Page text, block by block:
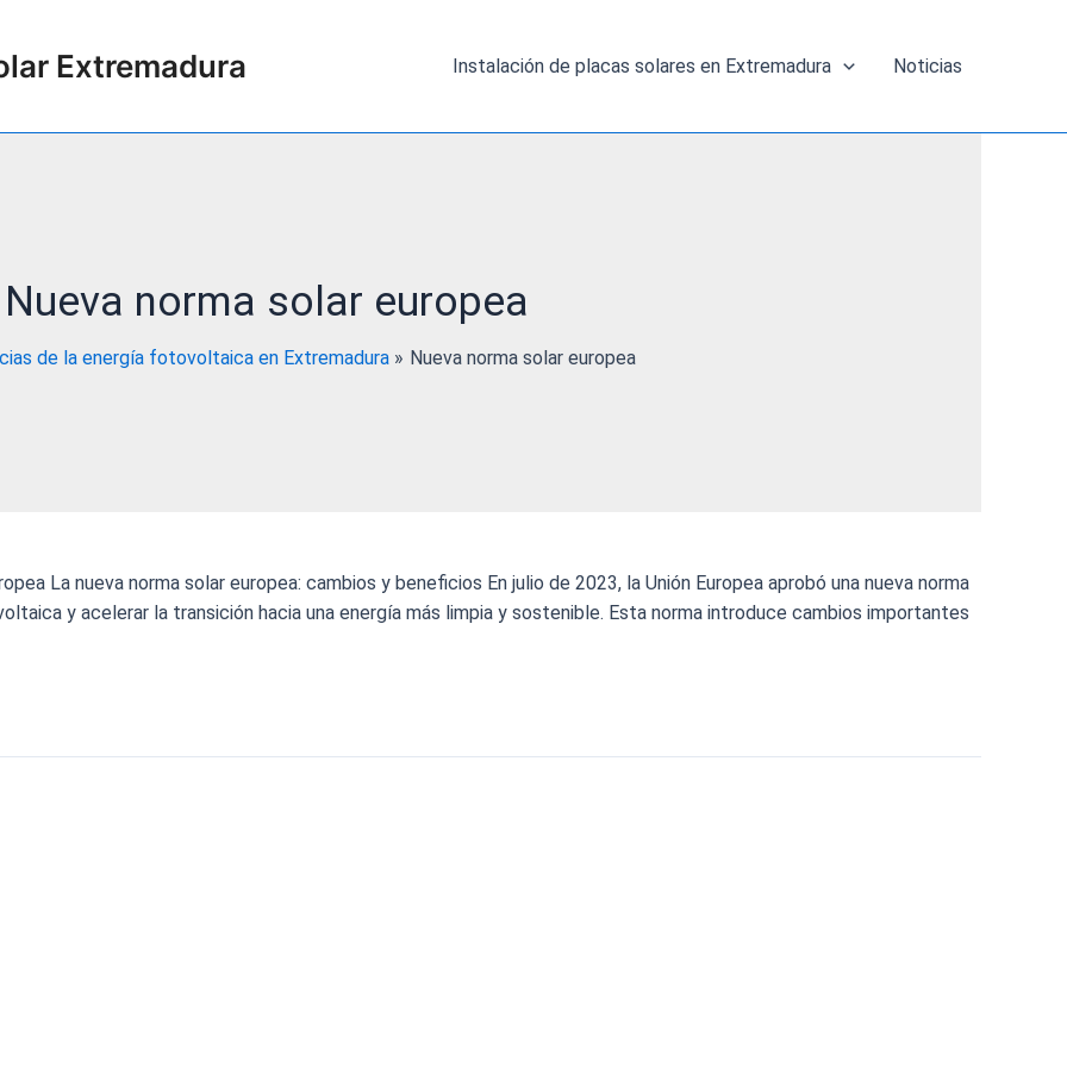
Extremadura Instalación de placas solares en Extremadura Noticias
Nueva norma solar europea
de la energía fotovoltaica en Extremadura Nueva norma solar europea
La nueva norma solar europea: cambios y beneficios En julio de 2023, la Unión Europea aprobó una nueva norma
y acelerar la transición hacia una energía más limpia y sostenible. Esta norma introduce cambios importantes